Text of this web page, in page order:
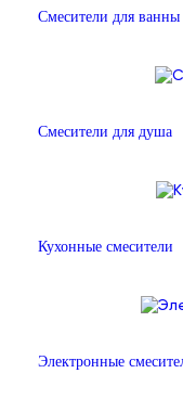
Смесители для ванны
Смесители для душа
Кухонные смесители
Электронные